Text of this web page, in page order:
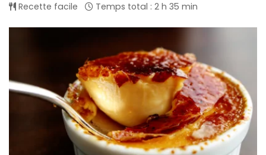
Recette facile Temps total : 2 h 35 min